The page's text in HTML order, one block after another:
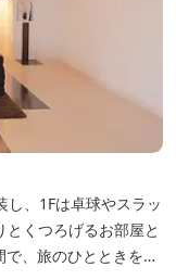
、1Fは卓球やスラッ
くつろげるお部屋と
、旅のひとときを過